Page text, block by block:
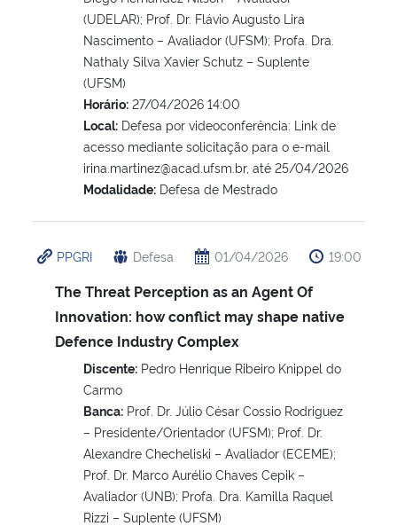
(UDELAR); Prof. Dr. Flávio Augusto Lira
Nascimento – Avaliador (UFSM); Profa. Dra.
Nathaly Silva Xavier Schutz – Suplente
(UFSM)
Horário: 27/04/2026 14:00
Local: Defesa por videoconferência: Link de
acesso mediante solicitação para o e-mail
irina.martinez@acad.ufsm.br, até 25/04/2026
Modalidade: Defesa de Mestrado
PPGRI Defesa 01/04/2026 19:00
The Threat Perception as an Agent Of
Innovation: how conflict may shape native
Defence Industry Complex
Discente: Pedro Henrique Ribeiro Knippel do
Carmo
Banca: Prof. Dr. Júlio César Cossio Rodriguez
– Presidente/Orientador (UFSM); Prof. Dr.
Alexandre Checheliski – Avaliador (ECEME);
Prof. Dr. Marco Aurélio Chaves Cepik –
Avaliador (UNB); Profa. Dra. Kamilla Raquel
Rizzi – Suplente (UFSM)